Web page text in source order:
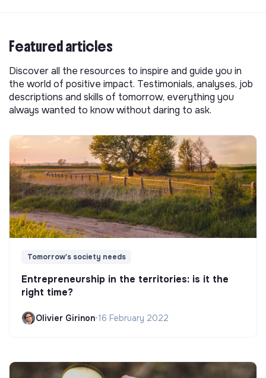
Featured articles
Discover all the resources to inspire and guide you in
the world of positive impact. Testimonials, analyses, job
descriptions and skills of tomorrow, everything you
always wanted to know without daring to ask.
Tomorrow's society needs
Entrepreneurship in the territories: is it the
right time?
Olivier Girinon•16 February 2022